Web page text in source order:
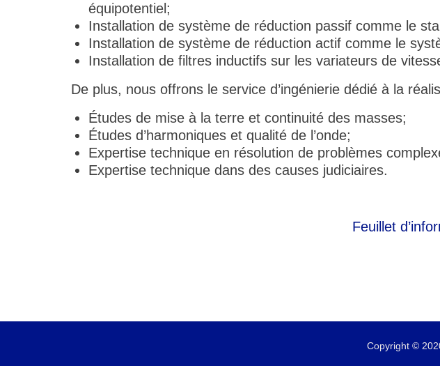
équipotentiel;
Installation de système de réduction passif comme le
Installation de système de réduction actif comme le
Installation de filtres inductifs sur les variateurs de
De plus, nous offrons le service d’ingénierie dédié à la
Études de mise à la terre et continuité des masses;
Études d’harmoniques et qualité de l’onde;
Expertise technique en résolution de problèmes
Expertise technique dans des causes judiciaires.
Feuillet
Copyright ©